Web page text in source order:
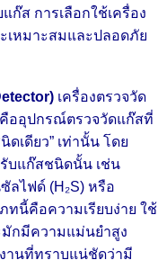
ก๊ส การเลือกใช้เครื่อง
เหมาะสมและปลอดภัย
เครื่องตรวจวัด
คืออุปกรณ์ตรวจวัดแก๊สที่
เดียว” เท่านั้น โดย
รับแก๊สชนิดนั้น เช่น
ลไฟด์ (H₂S) หรือ
ทนี้คือความเรียบง่าย ใช้
มักมีความแม่นยำสูง
านที่ทราบแน่ชัดว่ามี